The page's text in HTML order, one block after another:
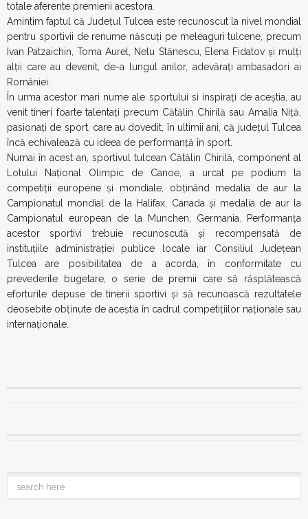
totale aferente premierii acestora.
Amintim faptul că Județul Tulcea este recunoscut la nivel mondial
pentru sportivii de renume născuți pe meleaguri tulcene, precum
Ivan Patzaichin, Toma Aurel, Nelu Stănescu, Elena Fidatov și mulți
alții care au devenit, de-a lungul anilor, adevărați ambasadori ai
României.
În urma acestor mari nume ale sportului si inspirați de aceștia, au
venit tineri foarte talentați precum Cătălin Chirilă sau Amalia Niță,
pasionați de sport, care au dovedit, în ultimii ani, că județul Tulcea
încă echivalează cu ideea de performanță în sport.
Numai în acest an, sportivul tulcean Cătălin Chirilă, component al
Lotului Național Olimpic de Canoe, a urcat pe podium la
competiții europene și mondiale, obținând medalia de aur la
Campionatul mondial de la Halifax, Canada și medalia de aur la
Campionatul european de la Munchen, Germania. Performanța
acestor sportivi trebuie recunoscută şi recompensată de
instituțiile administrației publice locale iar Consiliul Județean
Tulcea are posibilitatea de a acorda, în conformitate cu
prevederile bugetare, o serie de premii care să răsplătească
eforturile depuse de tinerii sportivi și să recunoască rezultatele
deosebite obținute de aceștia în cadrul competițiilor naționale sau
internaționale.